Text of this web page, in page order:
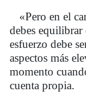
«Pero en el
debes
esfuerzo debe
aspectos más
momento
cuenta propia.